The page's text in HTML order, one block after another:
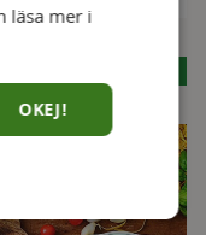
läsa mer i
OKEJ!